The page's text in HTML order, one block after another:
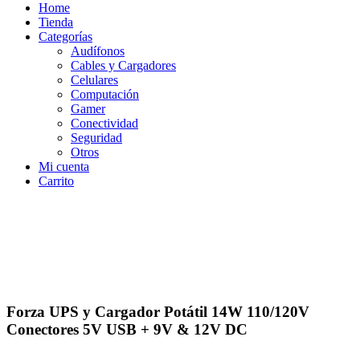
Home
Tienda
Categorías
Audífonos
Cables y Cargadores
Celulares
Computación
Gamer
Conectividad
Seguridad
Otros
Mi cuenta
Carrito
Forza UPS y Cargador Potátil 14W 110/120V
Conectores 5V USB + 9V & 12V DC